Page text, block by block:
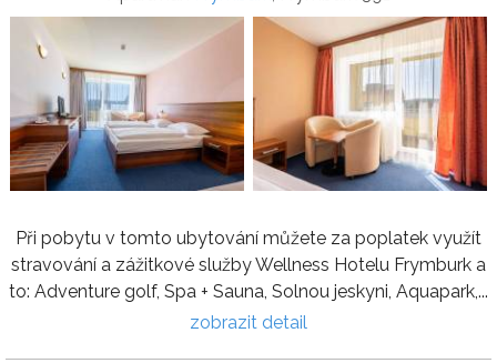
Při pobytu v tomto ubytování můžete za poplatek využít
stravování a zážitkové služby Wellness Hotelu Frymburk a
to: Adventure golf, Spa + Sauna, Solnou jeskyni, Aquapark,...
zobrazit detail